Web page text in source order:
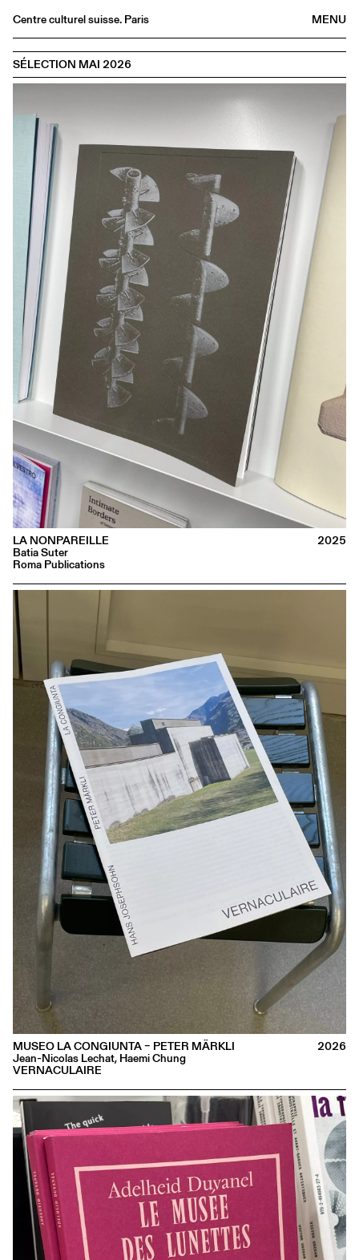
MENU
Centre culturel suisse. Paris
Agenda
Librairie
Archives
Médiathèque
Éditions
Informations
/ EN
SÉLECTION MAI 2026
LA NONPAREILLE
Batia Suter
Roma Publications
2025
MUSEO LA CONGIUNTA – PETER MÄRKLI
Jean-Nicolas Lechat, Haemi Chung
VERNACULAIRE
2026